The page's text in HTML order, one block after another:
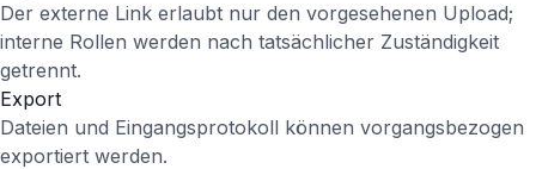
Der externe Link erlaubt nur den vorgesehenen Upload;
interne Rollen werden nach tatsächlicher Zuständigkeit
getrennt.
Export
Dateien und Eingangsprotokoll können vorgangsbezogen
exportiert werden.